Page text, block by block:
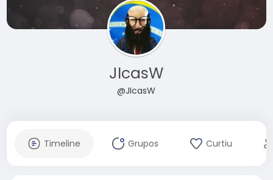
JIcasW
@JIcasW
Timeline Grupos Curtiu